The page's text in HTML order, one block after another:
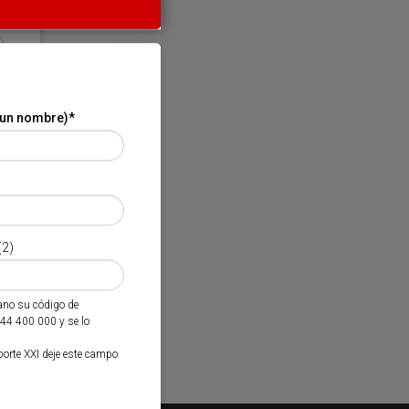
nombre)*
su código de
400 000 y se lo
XXI deje este campo